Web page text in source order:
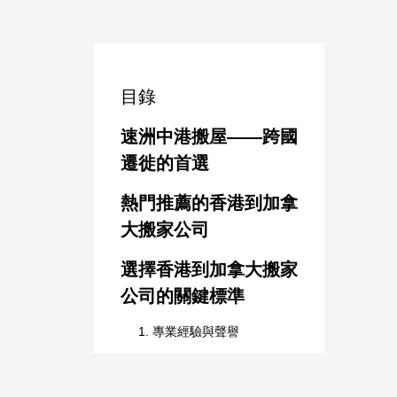
目錄
速洲中港搬屋——跨國
遷徙的首選
熱門推薦的香港到加拿
大搬家公司
選擇香港到加拿大搬家
公司的關鍵標準
1. 專業經驗與聲譽